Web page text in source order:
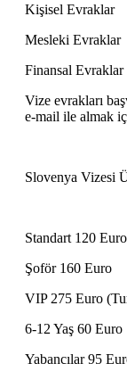
Kişisel Evraklar
Mesleki Evraklar
Finansal Evraklar
Vize evrakları
e-mail ile almak
Slovenya Vizesi
Standart 120
Şoför 160 Euro
VIP 275 Euro
6-12 Yaş 60 Euro
Yabancılar 95